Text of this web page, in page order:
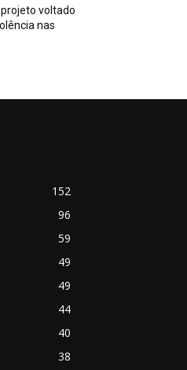
voltado
nas
152
96
59
49
49
44
40
38